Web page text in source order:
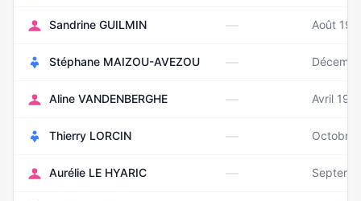
Sandrine GUILMIN — Août
Stéphane MAIZOU-AVEZOU —
Aline VANDENBERGHE — Avril
Thierry LORCIN — Octobre
Aurélie LE HYARIC —